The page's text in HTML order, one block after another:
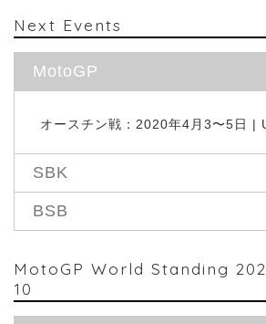
Next Events
MotoGP
オースチン戦：2020年4月3〜5日 |
SBK
BSB
MotoGP World Standing
10